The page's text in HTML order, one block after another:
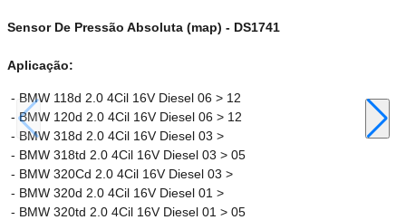
Sensor De Pressão Absoluta (map) - DS1741
Aplicação:
- BMW 118d 2.0 4Cil 16V Diesel 06 > 12
- BMW 120d 2.0 4Cil 16V Diesel 06 > 12
- BMW 318d 2.0 4Cil 16V Diesel 03 >
- BMW 318td 2.0 4Cil 16V Diesel 03 > 05
- BMW 320Cd 2.0 4Cil 16V Diesel 03 >
- BMW 320d 2.0 4Cil 16V Diesel 01 >
- BMW 320td 2.0 4Cil 16V Diesel 01 > 05